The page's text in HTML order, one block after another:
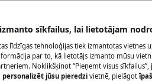
sīkfailus, lai lietotājam
līdzīgas tehnoloģijas tiek izmantotas vietnes
par to, kā lietotājs izmanto mūsu
Noklikšķinot “Pieņemt visus
personalizēt jūsu pieredzi vietnē, pielāgot